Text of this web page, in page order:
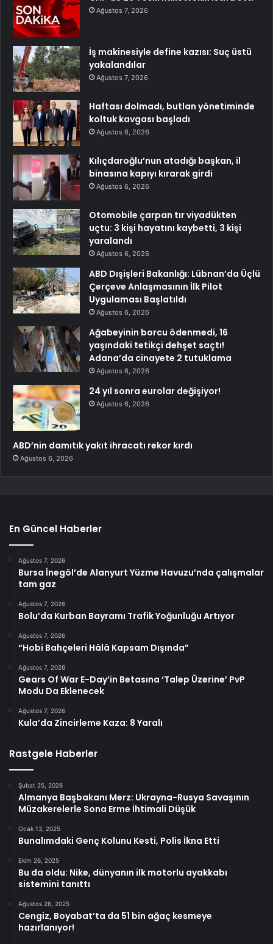
Ağustos 7, 2026
İş makinesiyle define kazısı: Suç üstü
yakalandılar
Ağustos 7, 2026
Haftası dolmadı, butlan yönetiminde
koltuk kavgası başladı
Ağustos 6, 2026
Kılıçdaroğlu’nun atadığı başkan, il
binasına kapıyı kırarak girdi
Ağustos 6, 2026
Otomobile çarpan tır viyadükten
uçtu: 3 kişi hayatını kaybetti, 3 kişi
yaralandı
Ağustos 6, 2026
ABD Dışişleri Bakanlığı: Lübnan’da Üçlü
Çerçeve Anlaşmasının İlk Pilot
Uygulaması Başlatıldı
Ağustos 6, 2026
Ağabeyinin borcu ödenmedi, 16
yaşındaki tetikçi dehşet saçtı!
Adana’da cinayete 2 tutuklama
Ağustos 6, 2026
24 yıl sonra eurolar değişiyor!
Ağustos 6, 2026
ABD’nin damıtık yakıt ihracatı rekor kırdı
Ağustos 6, 2026
En Güncel Haberler
Ağustos 7, 2026
Bursa İnegöl’de Alanyurt Yüzme Havuzu’nda çalışmalar
tam gaz
Ağustos 7, 2026
Bolu’da Kurban Bayramı Trafik Yoğunluğu Artıyor
Ağustos 7, 2026
“Hobi Bahçeleri Hâlâ Kapsam Dışında”
Ağustos 7, 2026
Gears Of War E-Day’in Betasına ‘Talep Üzerine’ PvP
Modu Da Eklenecek
Ağustos 7, 2026
Kula’da Zincirleme Kaza: 8 Yaralı
Rastgele Haberler
Şubat 25, 2026
Almanya Başbakanı Merz: Ukrayna-Rusya Savaşının
Müzakerelerle Sona Erme İhtimali Düşük
Ocak 13, 2025
Bunalımdaki Genç Kolunu Kesti, Polis İkna Etti
Ekim 26, 2025
Bu da oldu: Nike, dünyanın ilk motorlu ayakkabı
sistemini tanıttı
Ağustos 26, 2025
Cengiz, Boyabat’ta da 51 bin ağaç kesmeye
hazırlanıyor!